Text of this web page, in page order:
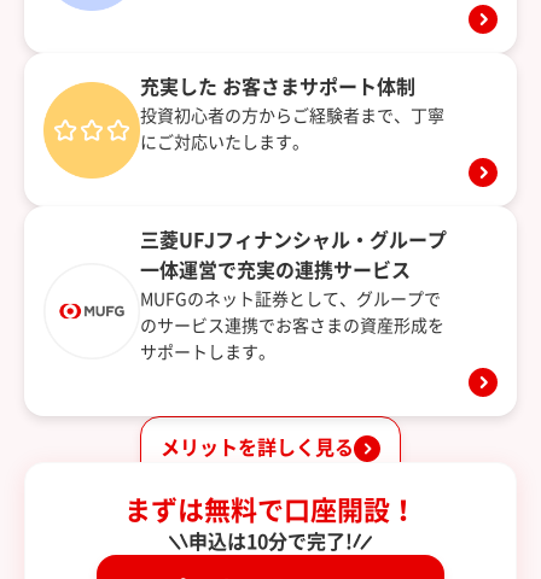
充実した お客さまサポート体制
投資初心者の方からご経験者まで、丁寧
にご対応いたします。
三菱UFJフィナンシャル・グループ
一体運営で充実の連携サービス
MUFGのネット証券として、グループで
のサービス連携でお客さまの資産形成を
サポートします。
メリットを詳しく見る
まずは無料で口座開設！
申込は10分で完了!